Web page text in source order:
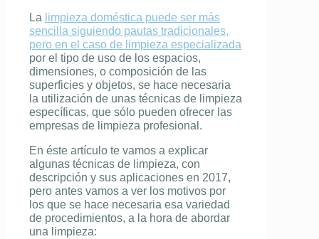
La limpieza doméstica puede ser más
sencilla siguiendo pautas tradicionales,
pero en el caso de limpieza especializada
por el tipo de uso de los espacios,
dimensiones, o composición de las
superficies y objetos, se hace necesaria
la utilización de unas técnicas de limpieza
específicas, que sólo pueden ofrecer las
empresas de limpieza profesional .
En éste artículo te vamos a explicar
algunas técnicas de limpieza, con
descripción y sus aplicaciones en 2017,
pero antes vamos a ver los motivos por
los que se hace necesaria esa variedad
de procedimientos, a la hora de abordar
una limpieza: